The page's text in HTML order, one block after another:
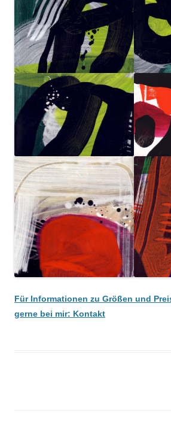
Für Informationen zu Größen und
gerne bei mir: Kontakt